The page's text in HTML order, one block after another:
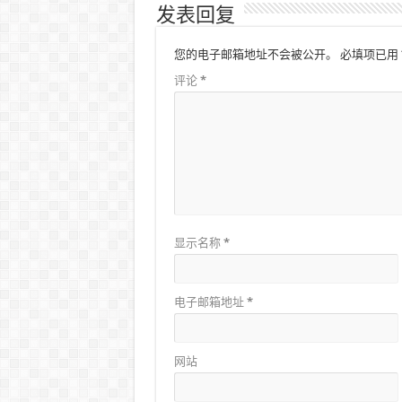
发表回复
您的电子邮箱地址不会被公开。 必填项已用
评论 *
显示名称 *
电子邮箱地址 *
网站